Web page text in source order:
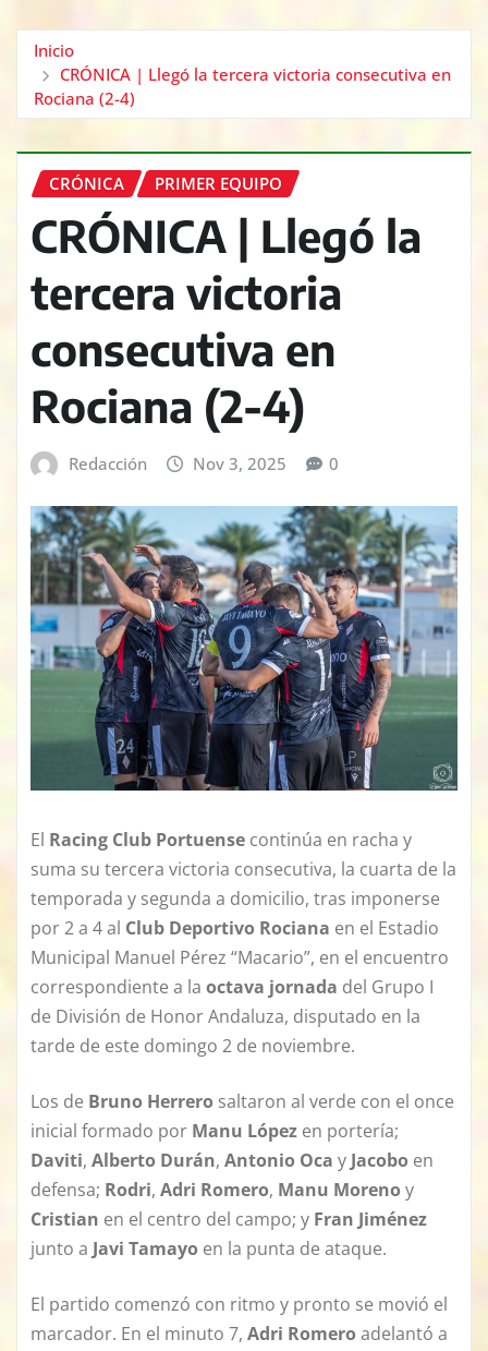
Inicio
CRÓNICA | Llegó la tercera victoria consecutiva en
Rociana (2-4)
CRÓNICA PRIMER EQUIPO
CRÓNICA | Llegó la
tercera victoria
consecutiva en
Rociana (2-4)
Redacción Nov 3, 2025 0
El Racing Club Portuense continúa en racha y
suma su tercera victoria consecutiva, la cuarta de la
temporada y segunda a domicilio, tras imponerse
por 2 a 4 al Club Deportivo Rociana en el Estadio
Municipal Manuel Pérez “Macario”, en el encuentro
correspondiente a la octava jornada del Grupo I
de División de Honor Andaluza, disputado en la
tarde de este domingo 2 de noviembre.
Los de Bruno Herrero saltaron al verde con el once
inicial formado por Manu López en portería;
Daviti, Alberto Durán, Antonio Oca y Jacobo en
defensa; Rodri, Adri Romero, Manu Moreno y
Cristian en el centro del campo; y Fran Jiménez
junto a Javi Tamayo en la punta de ataque.
El partido comenzó con ritmo y pronto se movió el
marcador. En el minuto 7, Adri Romero adelantó a